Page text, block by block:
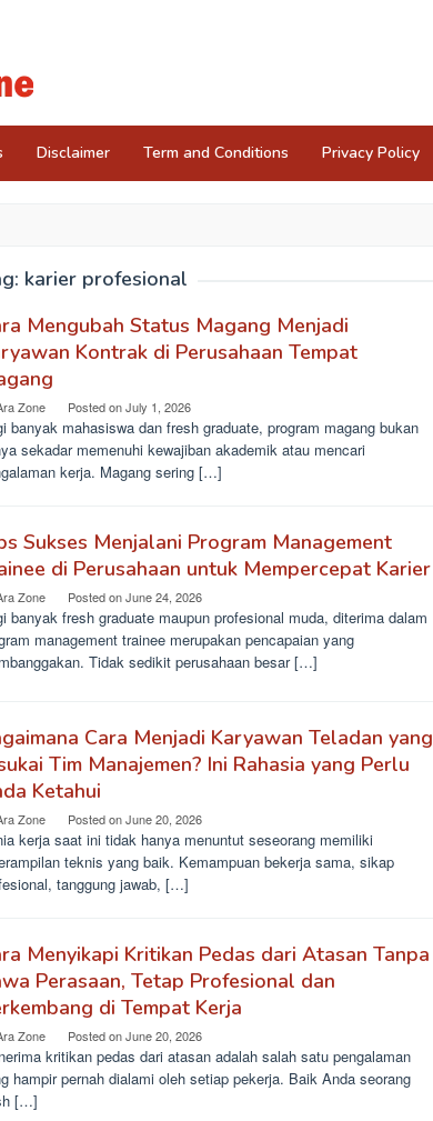
Disclaimer Term and Conditions Privacy Policy
karier profesional
Mengubah Status Magang Menjadi
Kontrak di Perusahaan Tempat
Zone Posted onJuly 1, 2026
banyak mahasiswa dan fresh graduate, program magang bukan
sekadar memenuhi kewajiban akademik atau mencari
kerja. Magang sering […]
Sukses Menjalani Program Management
di Perusahaan untuk Mempercepat Karier
Zone Posted onJune 24, 2026
banyak fresh graduate maupun profesional muda, diterima dalam
management trainee merupakan pencapaian yang
Tidak sedikit perusahaan besar […]
Cara Menjadi Karyawan Teladan yang
Tim Manajemen? Ini Rahasia yang Perlu
Ketahui
Zone Posted onJune 20, 2026
kerja saat ini tidak hanya menuntut seseorang memiliki
teknis yang baik. Kemampuan bekerja sama, sikap
tanggung jawab, […]
Menyikapi Kritikan Pedas dari Atasan Tanpa
Perasaan, Tetap Profesional dan
di Tempat Kerja
Zone Posted onJune 20, 2026
kritikan pedas dari atasan adalah salah satu pengalaman
hampir pernah dialami oleh setiap pekerja. Baik Anda seorang
[…]